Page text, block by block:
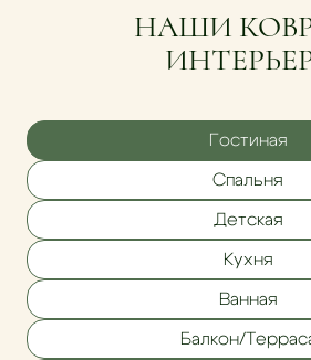
НАШИ
Гостиная
Спальня
Детская
Кухня
Ванная
Балкон/